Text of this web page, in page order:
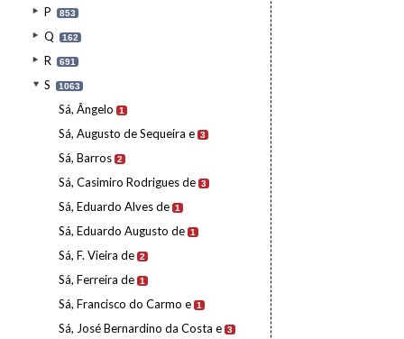
P 853
Q 162
R 691
S 1063
Sá, Ângelo 1
Sá, Augusto de Sequeira e 3
Sá, Barros 2
Sá, Casimiro Rodrigues de 3
Sá, Eduardo Alves de 1
Sá, Eduardo Augusto de 1
Sá, F. Vieira de 2
Sá, Ferreira de 1
Sá, Francisco do Carmo e 1
Sá, José Bernardino da Costa e 3